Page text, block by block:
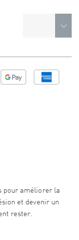
pour améliorer la
et devenir un
rester.